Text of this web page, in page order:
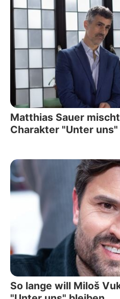
Matthias Sauer
Charakter "Unter
So lange will Miloš